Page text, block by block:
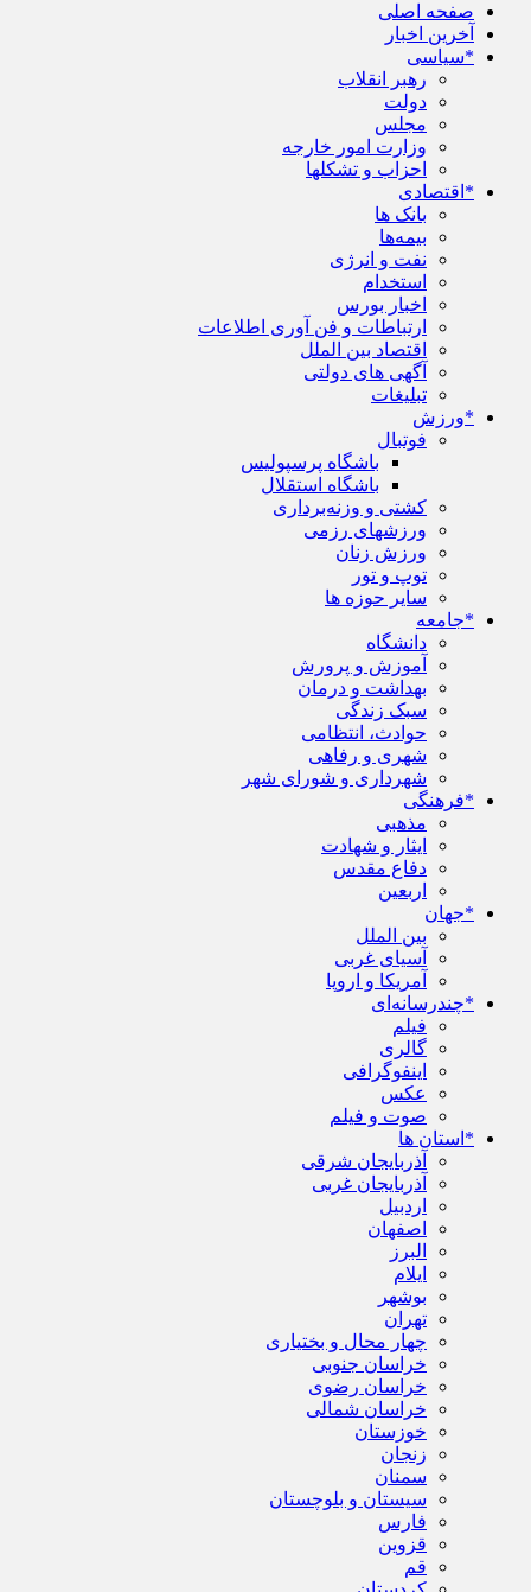
صفحه اصلی
آخرین اخبار
*سیاسی
رهبر انقلاب
دولت
مجلس
وزارت امور خارجه
احزاب و تشکلها
*اقتصادی
بانک ها
بیمه‌ها
نفت و انرژی
استخدام
اخبار بورس
ارتباطات و فن آوری اطلاعات
اقتصاد بین الملل
آگهی های دولتی
تبلیغات
*ورزش
فوتبال
باشگاه پرسپولیس
باشگاه استقلال
کشتی و وزنه‌برداری
ورزشهای رزمی
ورزش زنان
توپ و تور
سایر حوزه ها
*جامعه
دانشگاه
آموزش و پرورش
بهداشت و درمان
سبک زندگی
حوادث، انتظامی
شهری و رفاهی
شهرداری و شورای شهر
*فرهنگی
مذهبی
ایثار و شهادت
دفاع مقدس
اربعین
*جهان
بین الملل
آسیای غربی
آمریکا و اروپا
*چندرسانه‌ای
فیلم
گالری
اینفوگرافی
عکس
صوت و فیلم
*استان ها
آذربایجان شرقی
آذربایجان غربی
اردبیل
اصفهان
البرز
ایلام
بوشهر
تهران
چهار محال و بختیاری
خراسان جنوبی
خراسان رضوی
خراسان شمالی
خوزستان
زنجان
سمنان
سیستان و بلوچستان
فارس
قزوین
قم